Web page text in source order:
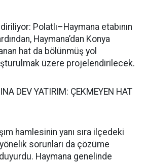
Polatlı–Haymana etabının
Haymana’dan Konya
hat da bölünmüş yol
üzere projelendirilecek.
DEV YATIRIM: ÇEKMEYEN HAT
hamlesinin yanı sıra ilçedeki
sorunları da çözüme
Haymana genelinde